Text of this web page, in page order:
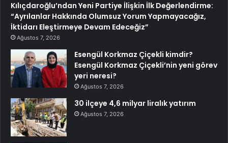
Kılıçdaroğlu’ndan Yeni Partiye İlişkin İlk Değerlendirme:
“Ayrılanlar Hakkında Olumsuz Yorum Yapmayacağız,
İktidarı Eleştirmeye Devam Edeceğiz”
Ağustos 7, 2026
Esengül Korkmaz Çiçekli kimdir?
Esengül Korkmaz Çiçekli’nin yeni görev
yeri neresi?
Ağustos 7, 2026
30 ilçeye 4,6 milyar liralık yatırım
Ağustos 7, 2026